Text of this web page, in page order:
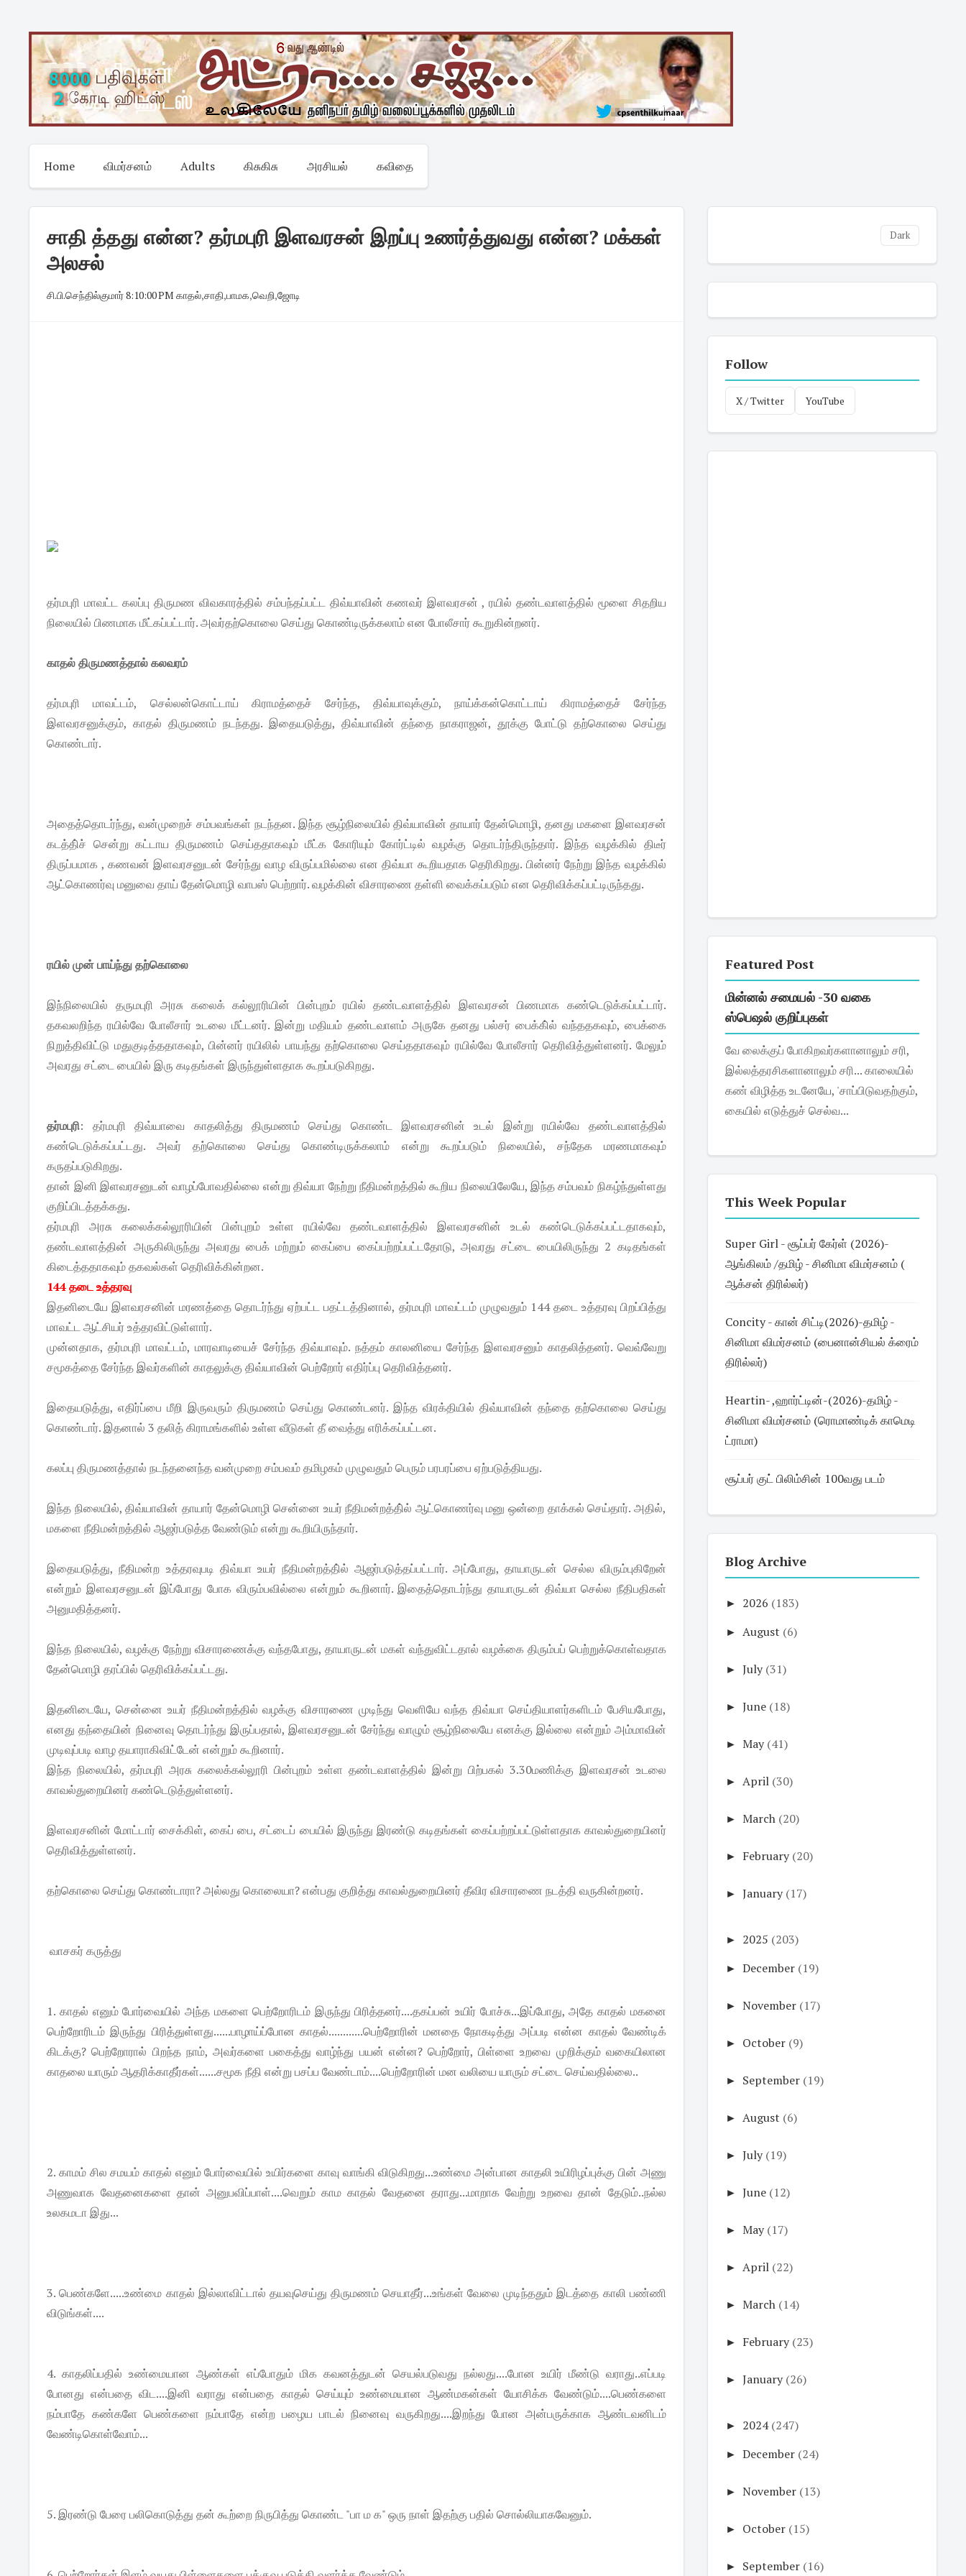
content
Home விமர்சனம் Adults கிசுகிசு அரசியல் கவிதை
சாதி த்தது என்ன? தர்மபுரி இளவரசன் இறப்பு உணர்த்துவது என்ன? மக்கள்
அலசல்
சி.பி.செந்தில்குமார்·8:10:00 PM ·காதல்,சாதி,பாமக,வெறி,ஜோடி
தர்மபுரி மாவட்ட கலப்பு திருமண விவகாரத்தில் சம்பந்தப்பட்ட திவ்யாவின் கணவர் இளவரசன் , ரயில் தண்டவாளத்தில் மூளை சிதறிய
நிலையில் பிணமாக மீட்கப்பட்டார். அவர்தற்கொலை செய்து கொண்டிருக்கலாம் என போலீசார் கூறுகின்றனர்.
காதல் திருமணத்தால் கலவரம்
தர்மபுரி மாவட்டம், செல்லன்கொட்டாய் கிராமத்தைச் சேர்ந்த, திவ்யாவுக்கும், நாய்க்கன்கொட்டாய் கிராமத்தைச் சேர்ந்த
இளவரசனுக்கும், காதல் திருமணம் நடந்தது. இதையடுத்து, திவ்யாவின் தந்தை நாகராஜன், தூக்கு போட்டு தற்கொலை செய்து
கொண்டார்.
அதைத்தொடர்ந்து, வன்முறைச் சம்பவங்கள் நடந்தன. இந்த சூழ்நிலையில் திவ்யாவின் தாயார் தேன்மொழி, தனது மகளை இளவரசன்
கடத்தி்ச் சென்று கட்டாய திருமணம் செய்ததாகவும் மீட்க கோரியும் கோர்ட்டில் வழக்கு தொடர்ந்திருந்தார். இந்த வழக்கில் திடீர்
திருப்பமாக , கணவன் இளவரசனுடன் சேர்ந்து வாழ விருப்பமில்லை என திவ்யா கூறியதாக தெரிகிறது. பின்னர் நேற்று இந்த வழக்கில்
ஆட்கொணர்வு மனுவை தாய் தேன்மொழி வாபஸ் பெற்றார். வழக்கின் விசாரணை தள்ளி வைக்கப்படும் என தெரிவிக்கப்பட்டிருந்தது.
ரயில் முன் பாய்ந்து தற்கொலை
இந்நிலையில் தருமபுரி அரசு கலைக் கல்லூரியின் பின்புறம் ரயில் தண்டவாளத்தில் இளவரசன் பிணமாக கண்டெடுக்கப்பட்டார்.
தகவலறிந்த ரயில்வே போலீசார் உடலை மீட்டனர். இன்று மதியம் தண்டவாளம் அருகே தனது பல்சர் பைக்கி்ல் வந்ததகவும், பைக்கை
நிறுத்திவிட்டு மதுகுடித்ததாகவும், பின்னர் ரயிலில் பாயந்து தற்கொ‌லை செய்ததாகவும் ரயில்வே போலீசார் தெரிவித்துள்ளனர். மேலும்
அவரது சட்டை பையில் இரு கடிதங்கள் இருந்துள்ளதாக கூறப்படுகிறது.
தர்மபுரி: தர்மபுரி திவ்யாவை காதலித்து திருமணம் செய்து கொண்ட இளவரசனின் உடல் இன்று ரயில்வே தண்டவாளத்தில்
கண்டெடுக்கப்பட்டது. அவர் தற்கொலை செய்து கொண்டிருக்கலாம் என்று கூறப்படும் நிலையில், சந்தேக மரணமாகவும்
கருதப்படுகிறது.
தான் இனி இளவரசனுடன் வாழப்போவதில்லை என்று திவ்யா நேற்று நீதிமன்றத்தில் கூறிய நிலையிலேயே, இந்த சம்பவம் நிகழ்ந்துள்ளது
குறிப்பிடத்தக்கது.
தர்மபுரி அரசு கலைக்கல்லூரியின் பின்புறம் உள்ள ரயில்வே தண்டவாளத்தில் இளவரசனின் உடல் கண்டெடுக்கப்பட்டதாகவும்,
தண்டவாளத்தின் அருகிலிருந்து அவரது பைக் மற்றும் கைப்பை கைப்பற்றப்பட்டதோடு, அவரது சட்டை பையிலிருந்து 2 கடிதங்கள்
கிடைத்ததாகவும் தகவல்கள் தெரிவிக்கின்றன.
144 தடை உத்தரவு
இதனிடையே இளவரசனின் மரணத்தை தொடர்ந்து ஏற்பட்ட பதட்டத்தினால், தர்மபுரி மாவட்டம் முழுவதும் 144 தடை உத்தரவு பிறப்பித்து
மாவட்ட ஆட்சியர் உத்தரவிட்டுள்ளார்.
முன்னதாக, தர்மபுரி மாவட்டம், மாரவாடியைச் சேர்ந்த திவ்யாவும். நத்தம் காலனியை சேர்ந்த இளவரசனும் காதலித்தனர். வெவ்வேறு
சமூகத்தை சேர்ந்த இவர்களின் காதலுக்கு திவ்யாவின் பெற்றோர் எதிர்ப்பு தெரிவித்தனர்.
இதையடுத்து, எதிர்ப்பை மீறி இருவரும் திருமணம் செய்து கொண்டனர். இந்த விரக்தியில் திவ்யாவின் தந்தை தற்கொலை செய்து
கொண்டார். இதனால் 3 தலித் கிராமங்களில் உள்ள வீடுகள் தீ வைத்து எரிக்கப்பட்டன.
கலப்பு திருமணத்தால் நடந்தனைந்த வன்முறை சம்பவம் தமிழகம் முழுவதும் பெரும் பரபரப்பை ஏற்படுத்தியது.
இந்த நிலையில், திவ்யாவின் தாயார் தேன்மொழி சென்னை உயர் நீதிமன்றத்தி்ல் ஆட்கொணர்வு மனு ஒன்றை தாக்கல் செய்தார். அதில்,
மகளை நீதிமன்றத்தில் ஆஜர்படுத்த வேண்டும் என்று கூறியிருந்தார்.
இதையடுத்து, நீதிமன்ற உத்தரவுபடி திவ்யா உயர் நீதிமன்றத்தி்ல் ஆஜர்படுத்தப்பட்டார். அப்போது, தாயாருடன் செல்ல விரும்புகிறேன்
என்றும் இளவரசனுடன் இப்போது போக விரும்பவில்லை என்றும் கூறினார். இதைத்தொடர்ந்து தாயாருடன் திவ்யா செல்ல நீதிபதிகள்
அனுமதித்தனர்.
இந்த நிலையில், வழக்கு நேற்று விசாரணைக்கு வந்தபோது, தாயாருடன் மகள் வந்துவிட்டதால் வழக்கை திரும்பப் பெற்றுக்கொள்வதாக
தேன்மொழி தரப்பில் தெரிவிக்கப்பட்டது.
இதனிடையே, சென்னை உயர் நீதிமன்றத்தில் வழக்கு விசாரணை முடிந்து வெளியே வந்த திவ்யா செய்தியாளர்களிடம் பேசியபோது,
எனது தந்தையின் நினைவு தொடர்ந்து இருப்பதால், இளவரசனுடன் சேர்ந்து வாழும் சூழ்நிலையே எனக்கு இல்லை என்றும் அம்மாவின்
முடிவுப்படி வாழ தயாராகிவிட்டேன் என்றும் கூறினார்.
இந்த நிலையில், தர்மபுரி அரசு கலைக்கல்லூரி பின்புறம் உள்ள தண்டவாளத்தில் இன்று பிற்பகல் 3.30மணிக்கு இளவரசன் உடலை
காவல்துறையினர் கண்டெடுத்துள்ளனர்.
இளவரசனின் மோட்டார் சைக்கிள், கைப் பை, சட்டைப் பையில் இருந்து இரண்டு கடிதங்கள் கைப்பற்றப்பட்டுள்ளதாக காவல்துறையினர்
தெரிவித்துள்ளனர்.
தற்கொலை செய்து கொண்டாரா? அல்லது கொலையா? என்பது குறித்து காவல்துறையினர் தீவிர விசாரணை நடத்தி வருகின்றனர்.
வாசகர் கருத்து
1. காதல் எனும் போர்வையில் அந்த மகளை பெற்றோரிடம் இருந்து பிரித்தனர்....தகப்பன் உயிர் போச்சு...இப்போது, அதே காதல் மகனை
பெற்றோரிடம் இருந்து பிரித்துள்ளது......பாழாய்ப்போன காதல்............பெற்றோரின் மனதை நோகடித்து அப்படி என்ன காதல் வேண்டிக்
கிடக்கு? பெற்றோரால் பிறந்த நாம், அவர்களை பகைத்து வாழ்ந்து பயன் என்ன? பெற்றோர், பிள்ளை உறவை முறிக்கும் வகையிலான
காதலை யாரும் ஆதரிக்காதீர்கள்......சமூக நீதி என்று பசப்ப வேண்டாம்....பெற்றோரின் மன வலியை யாரும் சட்டை செய்வதில்லை..
2. காமம் சில சமயம் காதல் எனும் போர்வையில் உயிர்களை காவு வாங்கி விடுகிறது...உண்மை அன்பான காதலி உயிரிழப்புக்கு பின் அணு
அணுவாக வேதனைகளை தான் அனுபவிப்பாள்....வெறும் காம காதல் வேதனை தராது...மாறாக வேற்று உறவை தான் தேடும்..நல்ல
உலகமடா இது...
3. பெண்களே.....உண்மை காதல் இல்லாவிட்டால் தயவுசெய்து திருமணம் செயாதீர்...உங்கள் வேலை முடிந்ததும் இடத்தை காலி பண்ணி
விடுங்கள்....
4. காதலிப்பதில் உண்மையான ஆண்கள் எப்போதும் மிக கவனத்துடன் செயல்படுவது நல்லது....போன உயிர் மீண்டு வராது..எப்படி
போனது என்பதை விட....இனி வராது என்பதை காதல் செய்யும் உண்மையான ஆண்மகன்கள் யோசிக்க வேண்டும்....பெண்களை
நம்பாதே கண்களே பெண்களை நம்பாதே என்ற பழைய பாடல் நினைவு வருகிறது....இறந்து போன அன்பருக்காக ஆண்டவனிடம்
வேண்டிகொள்வோம்...
5. இரண்டு பேரை பலிகொடுத்து தன் கூற்றை நிருபித்து கொண்ட "பா ம க" ஒரு நாள் இதற்கு பதில் சொல்லியாகவேனும்.
Dark
Follow
X / Twitter YouTube
Featured Post
மின்னல் சமையல் -30 வகை
ஸ்பெஷல் குறிப்புகள்
வே லைக்குப் போகிறவர்களானாலும் சரி,
இல்லத்தரசிகளானாலும் சரி... காலையில்
கண் விழித்த உடனேயே, 'சாப்பிடுவதற்கும்,
கையில் எடுத்துச் செல்வ...
This Week Popular
Super Girl - சூப்பர் கேர்ள் (2026)-
ஆங்கிலம் /தமிழ் - சினிமா விமர்சனம் (
ஆக்சன் திரில்லர்)
Concity - கான் சிட்டி(2026)-தமிழ் -
சினிமா விமர்சனம் (பைனான்சியல் க்ரைம்
திரில்லர்)
Heartin- ,ஹார்ட்டின்-(2026)-தமிழ் -
சினிமா விமர்சனம் (ரொமாண்டிக் காமெடி
ட்ராமா)
சூப்பர் குட் பிலிம்சின் 100வது படம்
Blog Archive
► 2026 (183)
► August (6)
► July (31)
► June (18)
► May (41)
► April (30)
► March (20)
► February (20)
► January (17)
► 2025 (203)
► December (19)
► November (17)
► October (9)
► September (19)
► August (6)
► July (19)
► June (12)
► May (17)
► April (22)
► March (14)
► February (23)
► January (26)
► 2024 (247)
► December (24)
► November (13)
► October (15)
► September (16)